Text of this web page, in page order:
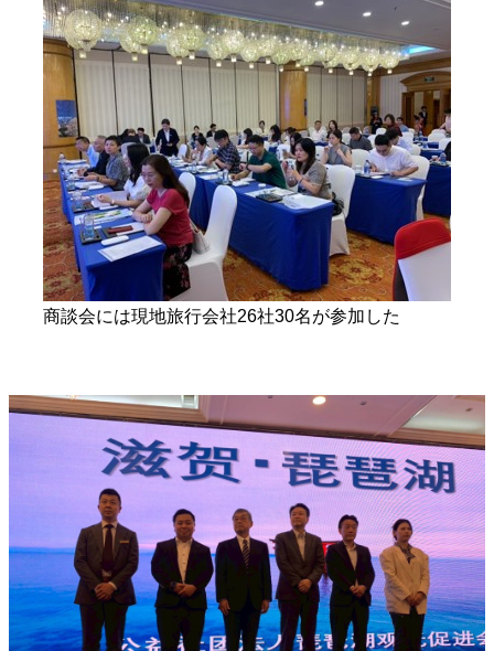
商談会には現地旅行会社26社30名が参加した